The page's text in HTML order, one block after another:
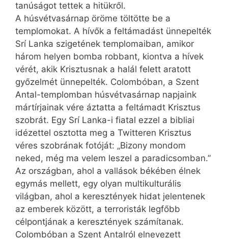
tanúságot tettek a hitükről.
A húsvétvasárnap öröme töltötte be a
templomokat. A hívők a feltámadást ünnepelték
Srí Lanka szigetének templomaiban, amikor
három helyen bomba robbant, kiontva a hívek
vérét, akik Krisztusnak a halál felett aratott
győzelmét ünnepelték. Colombóban, a Szent
Antal-templomban húsvétvasárnap napjaink
mártírjainak vére áztatta a feltámadt Krisztus
szobrát. Egy Srí Lanka-i fiatal ezzel a bibliai
idézettel osztotta meg a Twitteren Krisztus
véres szobrának fotóját: „Bizony mondom
neked, még ma velem leszel a paradicsomban.”
Az országban, ahol a vallások békében élnek
egymás mellett, egy olyan multikulturális
világban, ahol a keresztények hidat jelentenek
az emberek között, a terroristák legfőbb
célpontjának a keresztények számítanak.
Colombóban a Szent Antalról elnevezett